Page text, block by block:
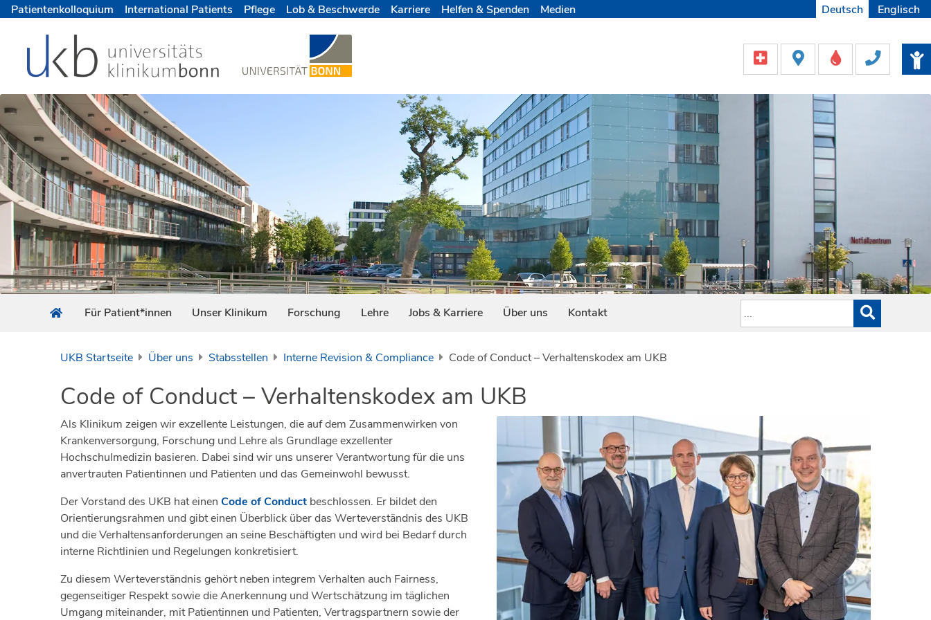
Patientenkolloquium International Patients Pflege Lob & Beschwerde Karriere Helfen & Spenden Medien Deutsch Englisch
Für Patient*innen Unser Klinikum Forschung Lehre Jobs & Karriere Über uns Kontakt
UKB Startseite Über uns Stabsstellen Interne Revision & Compliance Code of Conduct – Verhaltenskodex am UKB
Code of Conduct – Verhaltenskodex am UKB
Als Klinikum zeigen wir exzellente Leistungen, die auf dem Zusammenwirken von
Krankenversorgung, Forschung und Lehre als Grundlage exzellenter
Hochschulmedizin basieren. Dabei sind wir uns unserer Verantwortung für die uns
anvertrauten Patientinnen und Patienten und das Gemeinwohl bewusst.
Der Vorstand des UKB hat einen Code of Conduct beschlossen. Er bildet den
Orientierungsrahmen und gibt einen Überblick über das Werteverständnis des UKB
und die Verhaltensanforderungen an seine Beschäftigten und wird bei Bedarf durch
interne Richtlinien und Regelungen konkretisiert.
Zu diesem Werteverständnis gehört neben integrem Verhalten auch Fairness,
gegenseitiger Respekt sowie die Anerkennung und Wertschätzung im täglichen
Umgang miteinander, mit Patientinnen und Patienten, Vertragspartnern sowie der